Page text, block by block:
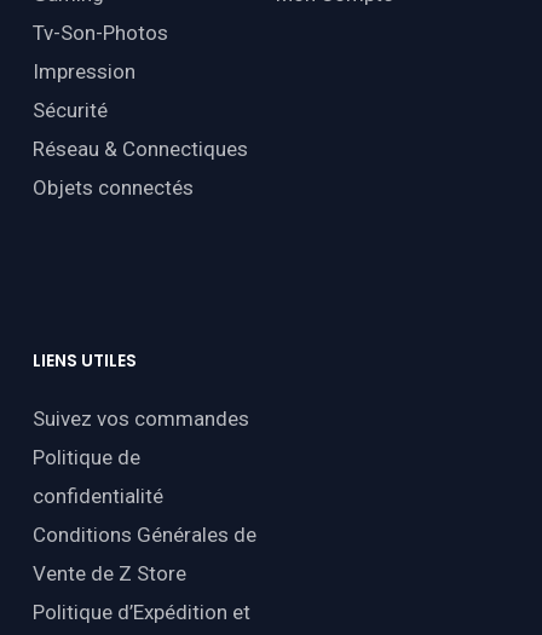
Tv-Son-Photos
Impression
Sécurité
Réseau & Connectiques
Objets connectés
LIENS UTILES
Suivez vos commandes
Politique de
confidentialité
Conditions Générales de
Vente de Z Store
Politique d’Expédition et